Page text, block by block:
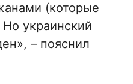
(которые
украинский
– пояснил